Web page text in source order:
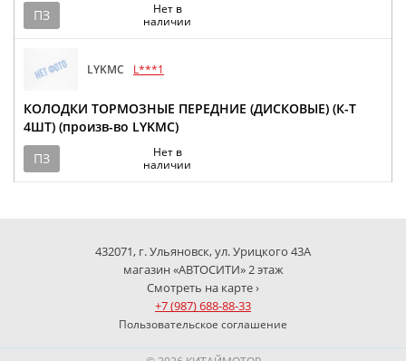
ПЗ
Нет в
наличии
LYKMC L***1
КОЛОДКИ ТОРМОЗНЫЕ ПЕРЕДНИЕ (ДИСКОВЫЕ) (К-Т
4ШТ) (произв-во LYKMC)
ПЗ
Нет в
наличии
432071, г. Ульяновск, ул. Урицкого 43А
магазин «АВТОСИТИ» 2 этаж
Смотреть на карте ›
+7 (987) 688-88-33
Пользовательское соглашение